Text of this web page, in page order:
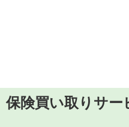
険買い取りサ